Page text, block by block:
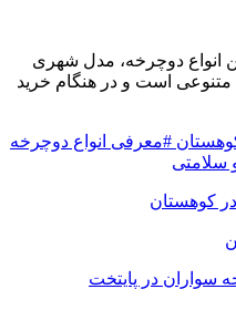
انواع دوچرخه، مدل شهری
متنوعی است و در هنگام خرید
#معرفی انواع دوچرخه
سلامتی
کوهستان
سواران در پایتخت